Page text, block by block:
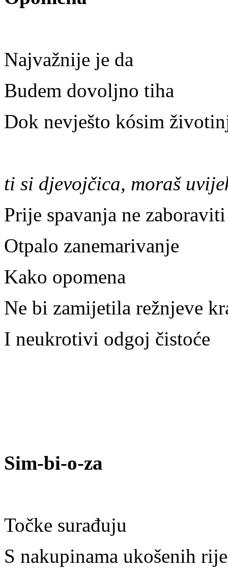
Najvažnije je da
Budem dovoljno tiha
Dok nevješto kósim
ti si djevojčica, moraš
Prije spavanja ne
Otpalo zanemarivanje
Kako opomena
Ne bi zamijetila režnjeve
I neukrotivi odgoj čistoće
Sim-bi-o-za
Točke surađuju
S nakupinama ukošenih